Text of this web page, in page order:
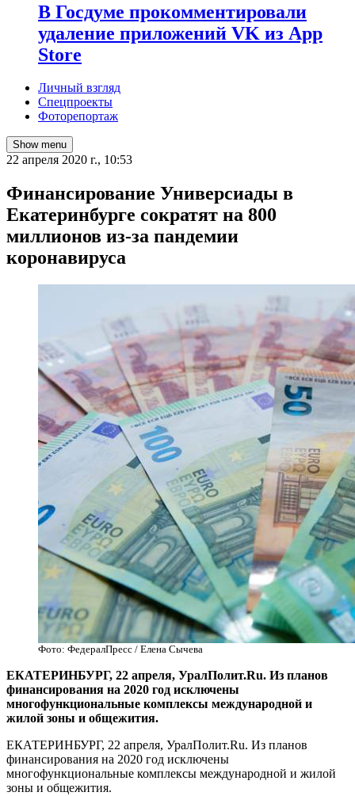
В Госдуме прокомментировали
удаление приложений VK из App
Store
Личный взгляд
Спецпроекты
Фоторепортаж
Show menu
22 апреля 2020 г., 10:53
Финансирование Универсиады в
Екатеринбурге сократят на 800
миллионов из-за пандемии
коронавируса
Фото: ФедералПресс / Елена Сычева
ЕКАТЕРИНБУРГ, 22 апреля, УралПолит.Ru. Из планов
финансирования на 2020 год исключены
многофункциональные комплексы международной и
жилой зоны и общежития.
ЕКАТЕРИНБУРГ, 22 апреля, УралПолит.Ru. Из планов
финансирования на 2020 год исключены
многофункциональные комплексы международной и жилой
зоны и общежития.